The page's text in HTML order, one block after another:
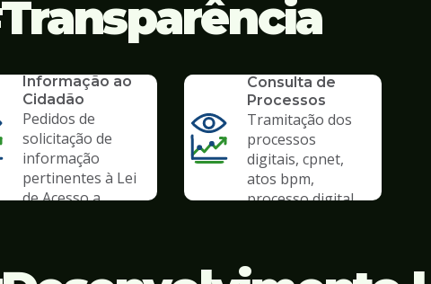
Transparência
Informação ao
Cidadão
Pedidos de
solicitação de
informação
pertinentes à Lei
de Acesso a
Consulta de
Processos
Tramitação dos
processos
digitais, cpnet,
atos bpm,
processo digital